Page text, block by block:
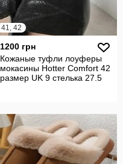
41, 42
1200 грн
Кожаные туфли лоуферы
мокасины Hotter Comfort 42
размер UK 9 стелька 27.5